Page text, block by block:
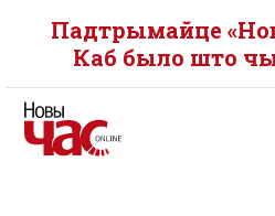
Падтрымайце
Каб было што